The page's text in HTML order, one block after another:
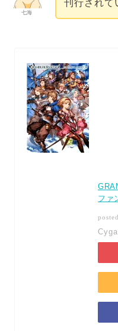
七海
刊行されて
ファ